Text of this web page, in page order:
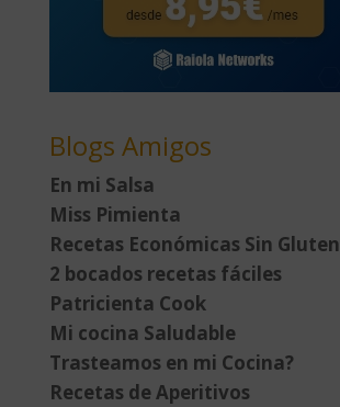
Blogs Amigos
En mi Salsa
Miss Pimienta
Recetas Económicas Sin Gluten
2 bocados recetas fáciles
Patricienta Cook
Mi cocina Saludable
Trasteamos en mi Cocina?
Recetas de Aperitivos